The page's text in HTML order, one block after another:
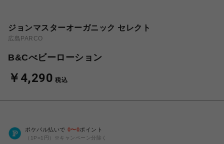
ジョンマスターオーガニック セレクト
広島PARCO
B&Cべビーローション
￥4,290 税込
ポケパル払いで 0〜0ポイント
（1P=1円）※キャンペーン分除く